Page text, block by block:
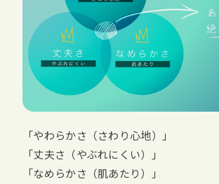
「やわらかさ（さわり心地）」
「丈夫さ（やぶれにくい）」
「なめらかさ（肌あたり）」